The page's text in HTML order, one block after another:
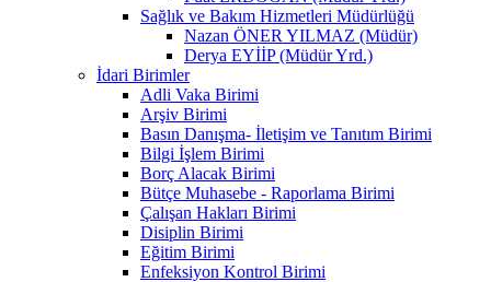
Sağlık ve Bakım Hizmetleri Müdürlüğü
Nazan ÖNER YILMAZ (Müdür)
Derya EYİİP (Müdür Yrd.)
İdari Birimler
Adli Vaka Birimi
Arşiv Birimi
Basın Danışma- İletişim ve Tanıtım Birimi
Bilgi İşlem Birimi
Borç Alacak Birimi
Bütçe Muhasebe - Raporlama Birimi
Çalışan Hakları Birimi
Disiplin Birimi
Eğitim Birimi
Enfeksiyon Kontrol Birimi